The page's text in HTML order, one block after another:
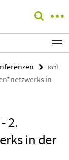
καὶ
in
2.
in der